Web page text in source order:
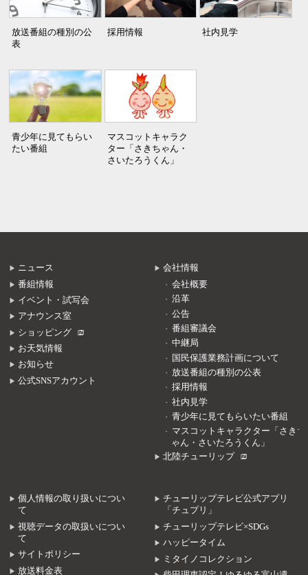
放送番組の種別の公
表
採用情報 社内見学
青少年に見てもらい
たい番組
マスコットキャラク
ター「さきちゃん・
さいたろうくん」
ニュース
番組情報
イベント・試写会
アナウンス室
ショッピング
お天気情報
お知らせ
公式SNSアカウント
会社情報
会社概要
沿革
公告
番組審議会
中継局
国民保護業務計画について
放送番組の種別の公表
採用情報
社内見学
青少年に見てもらいたい番組
マスコットキャラクター「さきち
ゃん・さいたろうくん」
北陸チューリップ
個人情報の取り扱いについ
て
視聴データの取扱いについ
て
サイトポリシー
放送料金表
チューリップテレビ公式アプリ
「チュプリ」
チューリップテレビ×SDGs
ハッピータイム
ミタイノコレクション